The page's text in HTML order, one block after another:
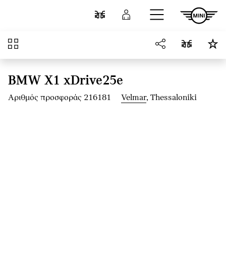
Μετάβαση στο κύριο περιεχόμενο
Σύγκριση Σύνδεση
Επισκόπηση
BMW X1 xDrive25e
Αριθμός προσφοράς 216181 Velmar, Thessaloniki